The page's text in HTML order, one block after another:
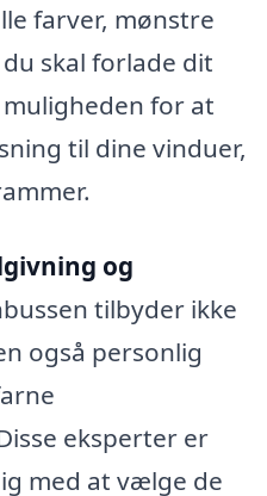
farver, mønstre
skal forlade dit
for at
til dine vinduer,
og
tilbyder ikke
også personlig
eksperter er
med at vælge de